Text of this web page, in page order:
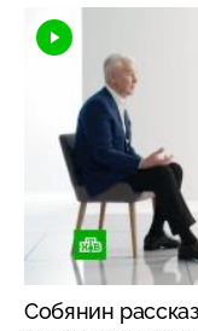
Собянин